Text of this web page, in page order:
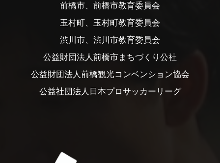
前橋市、前橋市教育委員会
玉村町、玉村町教育委員会
渋川市、渋川市教育委員会
公益財団法人前橋市まちづくり公社
公益財団法人前橋観光コンベンション協会
公益社団法人日本プロサッカーリーグ